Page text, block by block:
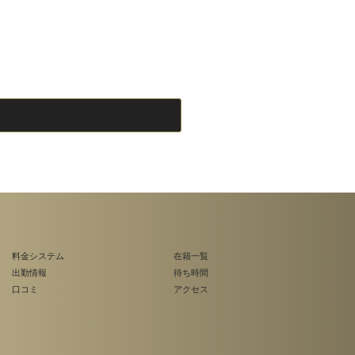
料金システム
在籍一覧
出勤情報
待ち時間
口コミ
アクセス